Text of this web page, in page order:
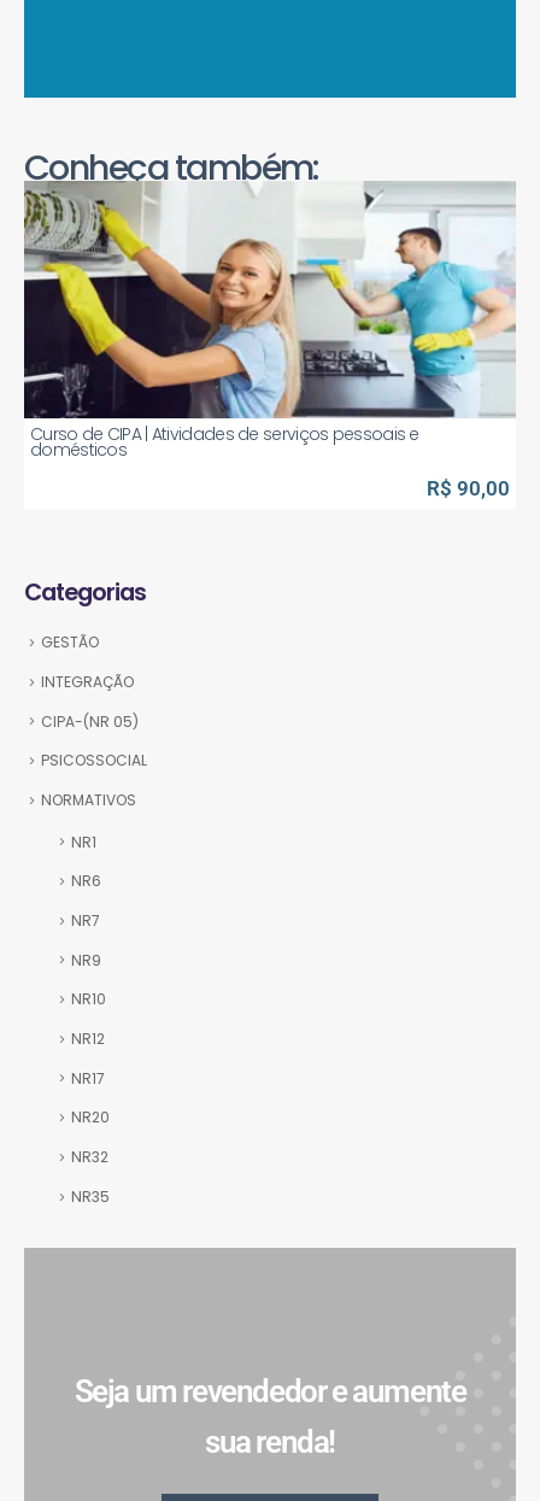
Conheça também:
Curso de CIPA | Atividades de serviços pessoais e
domésticos
R$ 90,00
Categorias
GESTÃO
INTEGRAÇÃO
CIPA-(NR 05)
PSICOSSOCIAL
NORMATIVOS
NR1
NR6
NR7
NR9
NR10
NR12
NR17
NR20
NR32
NR35
Seja um revendedor e aumente
sua renda!